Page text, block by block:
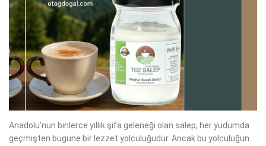
Anadolu’nun binlerce yıllık şifa geleneği olan salep, her yudumda
geçmişten bugüne bir lezzet yolculuğudur. Ancak bu yolculuğun